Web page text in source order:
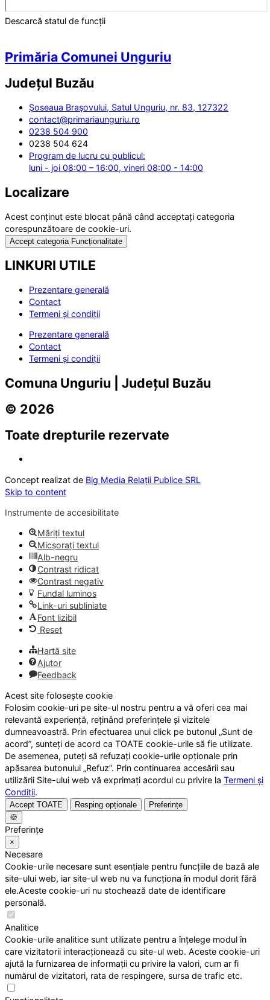
Descarcă statul de funcții
Primăria Comunei Unguriu
Județul Buzău
Şoseaua Braşovului, Satul Unguriu, nr. 83, 127322
contact@primariaunguriu.ro
0238 504 900
0238 504 624
Program de lucru cu publicul:
luni - joi 08:00 – 16:00, vineri 08:00 - 14:00
Localizare
Acest conținut este blocat până când acceptați categoria
corespunzătoare de cookie-uri.
Accept categoria Funcționalitate
LINKURI UTILE
Prezentare generală
Contact
Termeni și condiții
Prezentare generală
Contact
Termeni și condiții
Comuna Unguriu | Județul Buzău
© 2026
Toate drepturile rezervate
Concept realizat de Big Media Relații Publice SRL
Skip to content
Instrumente de accesibilitate
Măriți textul
Micșorați textul
Alb-negru
Contrast ridicat
Contrast negativ
Fundal luminos
Link-uri subliniate
Font lizibil
Reset
Hartă site
Ajutor
Feedback
Acest site folosește cookie
Folosim cookie-uri pe site-ul nostru pentru a vă oferi cea mai
relevantă experiență, reținând preferințele și vizitele
dumneavoastră. Prin efectuarea unui click pe butonul „Sunt de
acord”, sunteți de acord ca TOATE cookie-urile să fie utilizate.
De asemenea, puteți să refuzați cookie-urile opționale prin
apăsarea butonului „Refuz”. Prin continuarea accesării sau
utilizării Site-ului web vă exprimați acordul cu privire la Termeni și
Condiții.
Accept TOATE Resping opționale
Preferințe
🍪
Preferințe
×
Necesare
Cookie-urile necesare sunt esențiale pentru funcțiile de bază ale
site-ului web, iar site-ul web nu va funcționa în modul dorit fără
ele.Aceste cookie-uri nu stochează date de identificare
personală.
Analitice
Cookie-urile analitice sunt utilizate pentru a înțelege modul în
care vizitatorii interacționează cu site-ul web. Aceste cookie-uri
ajută la furnizarea de informații cu privire la valori, cum ar fi
numărul de vizitatori, rata de respingere, sursa de trafic etc.